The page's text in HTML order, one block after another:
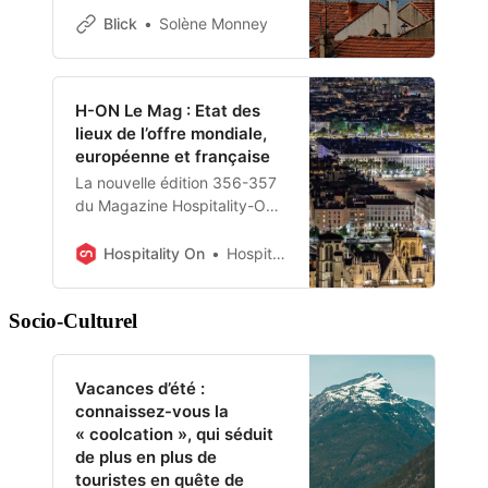
séduisent un public toujours
sur son impact social et
environnemental.
Blick Solène Monney
H-ON Le Mag : Etat des
lieux de l’offre mondiale,
européenne et française
La nouvelle édition 356-357
du Magazine Hospitality-ON
classement mondial des 200
mondiales, 35 premiers
européennes, 20 premiers
groupes français et 50
premières enseignes
françaises.
Hospitality On Hospitality On
Socio-Culturel
Vacances d’été :
connaissez-vous la
« coolcation », qui séduit
de plus en plus de
touristes en quête de